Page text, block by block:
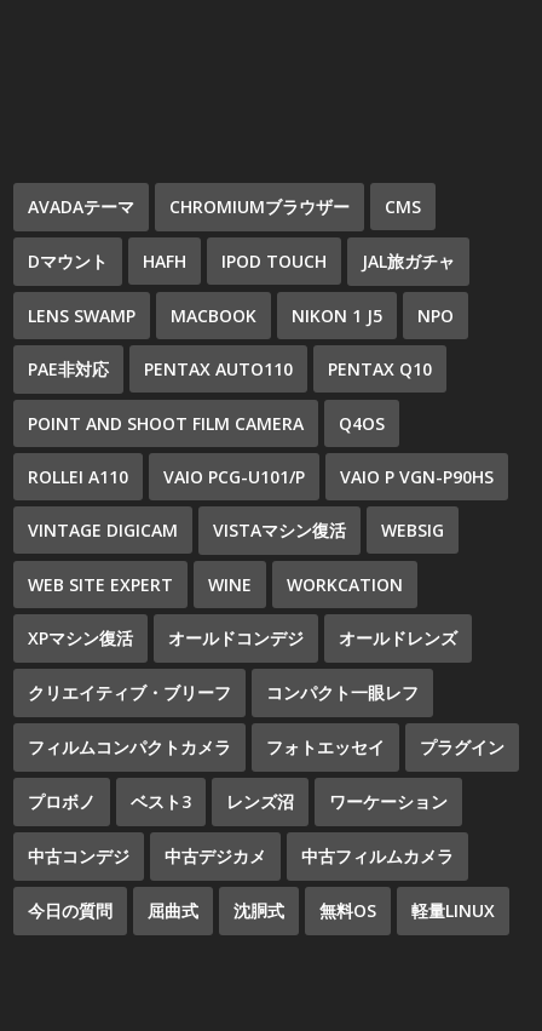
AVADAテーマ CHROMIUMブラウザー CMS
Dマウント HAFH IPOD TOUCH JAL旅ガチャ
LENS SWAMP MACBOOK NIKON 1 J5 NPO
PAE非対応 PENTAX AUTO110 PENTAX Q10
POINT AND SHOOT FILM CAMERA Q4OS
ROLLEI A110 VAIO PCG-U101/P VAIO P VGN-P90HS
VINTAGE DIGICAM VISTAマシン復活 WEBSIG
WEB SITE EXPERT WINE WORKCATION
XPマシン復活 オールドコンデジ オールドレンズ
クリエイティブ・ブリーフ コンパクト一眼レフ
フィルムコンパクトカメラ フォトエッセイ プラグイン
プロボノ ベスト3 レンズ沼 ワーケーション
中古コンデジ 中古デジカメ 中古フィルムカメラ
今日の質問 屈曲式 沈胴式 無料OS 軽量LINUX